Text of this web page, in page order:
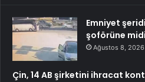
Emniyet
şoförüne
Ağustos 8, 2026
Çin, 14 AB şirketini ihracat